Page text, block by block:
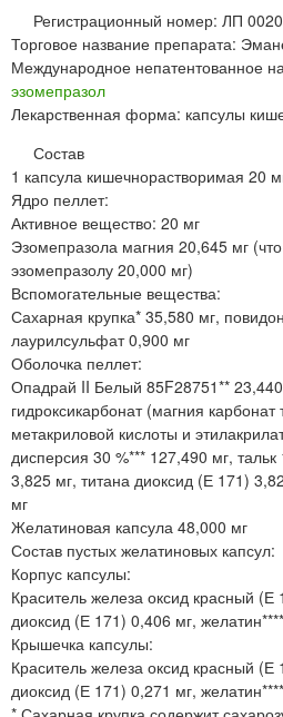
Регистрационный номер: ЛП
Торговое название препарата:
Международное непатентованное
эзомепразол
Лекарственная форма: капсулы
Состав
1 капсула кишечнорастворимая 20
Ядро пеллет:
Активное вещество: 20 мг
Эзомепразола магния 20,645 мг
эзомепразолу 20,000 мг)
Вспомогательные вещества:
Сахарная крупка* 35,580 мг,
лаурилсульфат 0,900 мг
Оболочка пеллет:
Опадрай II Белый 85F28751**
гидроксикарбонат (магния
метакриловой кислоты и
дисперсия 30 %*** 127,490 мг,
3,825 мг, титана диоксид (Е 171)
мг
Желатиновая капсула 48,000 мг
Состав пустых желатиновых капсул:
Корпус капсулы:
Краситель железа оксид красный (Е
диоксид (Е 171) 0,406 мг,
Крышечка капсулы:
Краситель железа оксид красный (Е
диоксид (Е 171) 0,271 мг,